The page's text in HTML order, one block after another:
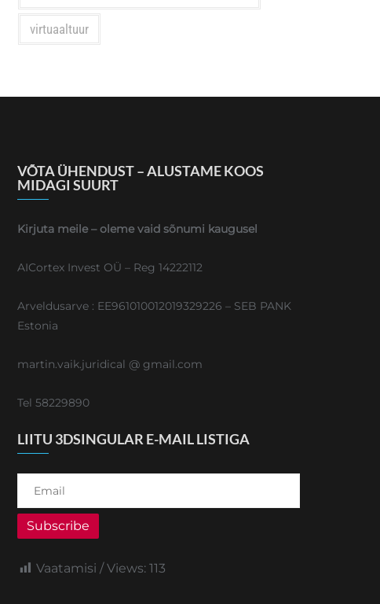
virtuaaltuur
VÕTA ÜHENDUST – ALUSTAME KOOS
MIDAGI SUURT
Kirjuta meile – oleme vaid sõnumi kaugusel
AICortex Invest OÜ – Reg 14222112
Arveldusarve : EE961010012019329226 – SEB PANK
Estonia
martin.vaik.juridical @ gmail.com
Tel 58229890
LIITU 3DSINGULAR E-MAIL LISTIGA
Subscribe
Vaatamisi / Views: 113